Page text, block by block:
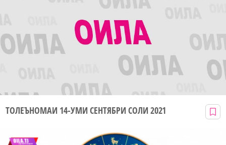
ТОЛЕЪНОМАИ 14-УМИ СЕНТЯБРИ СОЛИ 2021